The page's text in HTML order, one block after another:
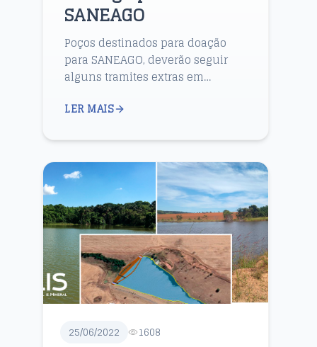
SANEAGO
Poços destinados para doação
para SANEAGO, deverão seguir
alguns tramites extras em
para SEMAD.
LER MAIS
25/06/2022 1608